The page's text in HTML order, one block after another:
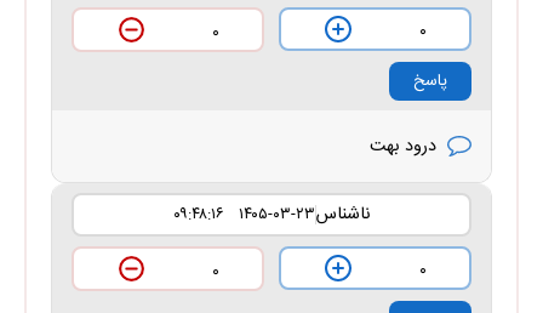
۰
۰
پاسخ
درود بهت
ناشناس۱۴۰۵-۰۳-۲۳ ۰۹:۴۸:۱۶
۰
۰